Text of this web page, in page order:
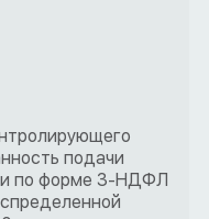
подачи
по форме 3-НДФЛ